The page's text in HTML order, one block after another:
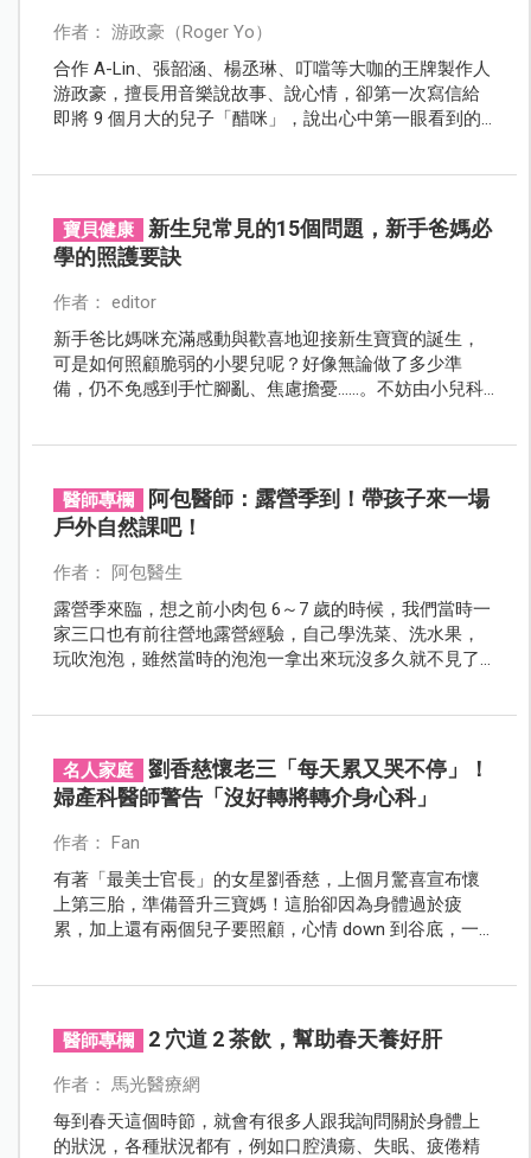
作者： 游政豪（Roger Yo）
合作 A-Lin、張韶涵、楊丞琳、叮噹等大咖的王牌製作人
游政豪，擅長用音樂說故事、說心情，卻第一次寫信給
即將 9 個月大的兒子「醋咪」，說出心中第一眼看到的
寶貝健康
新生兒常見的15個問題，新手爸媽必
學的照護要訣
作者： editor
新手爸比媽咪充滿感動與歡喜地迎接新生寶寶的誕生，
可是如何照顧脆弱的小嬰兒呢？好像無論做了多少準
備，仍不免感到手忙腳亂、焦慮擔憂……。不妨由小兒科
醫師專欄
阿包醫師：露營季到！帶孩子來一場
戶外自然課吧！
作者： 阿包醫生
露營季來臨，想之前小肉包 6～7 歲的時候，我們當時一
家三口也有前往營地露營經驗，自己學洗菜、洗水果，
玩吹泡泡，雖然當時的泡泡一拿出來玩沒多久就不見了
名人家庭
劉香慈懷老三「每天累又哭不停」！
婦產科醫師警告「沒好轉將轉介身心科」
作者： Fan
有著「最美士官長」的女星劉香慈，上個月驚喜宣布懷
上第三胎，準備晉升三寶媽！這胎卻因為身體過於疲
累，加上還有兩個兒子要照顧，心情 down 到谷底，一
醫師專欄 2 穴道 2 茶飲，幫助春天養好肝
作者： 馬光醫療網
每到春天這個時節，就會有很多人跟我詢問關於身體上
的狀況，各種狀況都有，例如口腔潰瘍、失眠、疲倦精